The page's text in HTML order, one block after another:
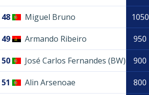
48 Miguel Bruno 1050
49 Armando Ribeiro 950
50 José Carlos Fernandes (BW) 900
51 Alin Arsenoae 800